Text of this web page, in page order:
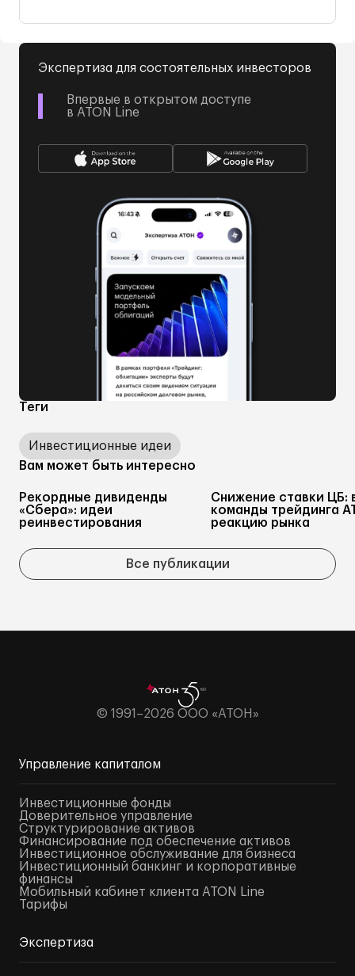
Теги
Инвестиционные идеи
Экспертиза для состоятельных инвесторов
Впервые в открытом доступе
в ATON Line
Вам может быть интересно
Рекордные дивиденды
«Сбера»: идеи
реинвестирования
Снижение ставки ЦБ:
команды трейдинга
реакцию рынка
Все публикации
© 1991–2026 ООО «АТОН»
Управление капиталом
Инвестиционные фонды
Доверительное управление
Структурирование активов
Финансирование под обеспечение активов
Инвестиционное обслуживание для бизнеса
Инвестиционный банкинг и корпоративные
финансы
Мобильный кабинет клиента ATON Line
Тарифы
Экспертиза